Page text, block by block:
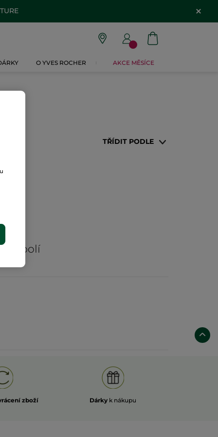
O YVES ROCHER AKCE MĚSÍCE
TŘÍDIT PODLE
polí
zboží Dárky k nákupu